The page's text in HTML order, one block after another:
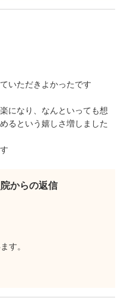
いただきよかったです
になり、なんといっても想
るという嬉しさ増しました
からの返信
す。